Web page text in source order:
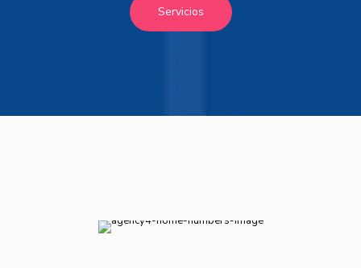
Servicios